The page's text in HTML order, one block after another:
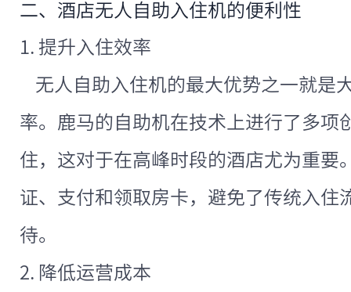
二、酒店无人自助入住机的便利性
1. 提升入住效率
无人自助入住机的最大优势之一就是
率。鹿马的自助机在技术上进行了多项
住，这对于在高峰时段的酒店尤为重要
证、支付和领取房卡，避免了传统入住
待。
2. 降低运营成本